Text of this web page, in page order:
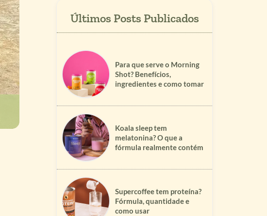
Para que serve o Morning
Shot? Benefícios,
ingredientes e como tomar
Koala sleep tem
melatonina? O que a
fórmula realmente contém
Supercoffee tem proteína?
Fórmula, quantidade e
como usar